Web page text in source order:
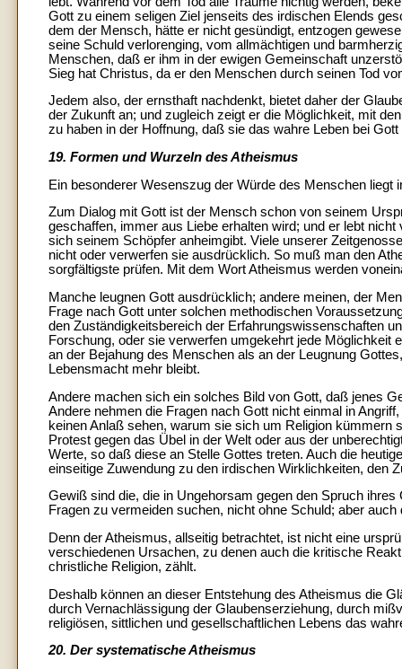
Gott zu einem seligen Ziel jenseits des irdischen Elends
dem der Mensch, hätte er nicht gesündigt, entzogen
seine Schuld verlorenging, vom allmächtigen und
Menschen, daß er ihm in der ewigen Gemeinschaft
Sieg hat Christus, da er den Menschen durch seinen Tod
Jedem also, der ernsthaft nachdenkt, bietet daher der
der Zukunft an; und zugleich zeigt er die Möglichkeit, mit
zu haben in der Hoffnung, daß sie das wahre Leben bei Gott
19. Formen und Wurzeln des Atheismus
Ein besonderer Wesenszug der Würde des Menschen
Zum Dialog mit Gott ist der Mensch schon von seinem
geschaffen, immer aus Liebe erhalten wird; und er lebt
sich seinem Schöpfer anheimgibt. Viele unserer
nicht oder verwerfen sie ausdrücklich. So muß man den
sorgfältigste prüfen. Mit dem Wort Atheismus werden
Manche leugnen Gott ausdrücklich; andere meinen, der
Frage nach Gott unter solchen methodischen
den Zuständigkeitsbereich der Erfahrungswissenschaften
Forschung, oder sie verwerfen umgekehrt jede Möglichkeit
an der Bejahung des Menschen als an der Leugnung
Lebensmacht mehr bleibt.
Andere machen sich ein solches Bild von Gott, daß jenes
Andere nehmen die Fragen nach Gott nicht einmal in
keinen Anlaß sehen, warum sie sich um Religion kümmern
Protest gegen das Übel in der Welt oder aus der
Werte, so daß diese an Stelle Gottes treten. Auch die
einseitige Zuwendung zu den irdischen Wirklichkeiten, den
Gewiß sind die, die in Ungehorsam gegen den Spruch
Fragen zu vermeiden suchen, nicht ohne Schuld; aber
Denn der Atheismus, allseitig betrachtet, ist nicht eine
verschiedenen Ursachen, zu denen auch die kritische
christliche Religion, zählt.
Deshalb können an dieser Entstehung des Atheismus die
durch Vernachlässigung der Glaubenserziehung, durch
religiösen, sittlichen und gesellschaftlichen Lebens das
20. Der systematische Atheismus